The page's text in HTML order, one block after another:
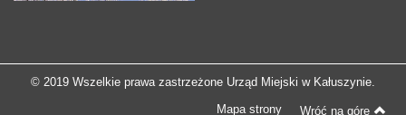
© 2019 Wszelkie prawa zastrzeżone Urząd Miejski w Kałuszynie.
Mapa strony
Wróć na górę